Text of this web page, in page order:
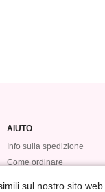
AIUTO
Info sulla spedizione
Come ordinare
sul nostro sito